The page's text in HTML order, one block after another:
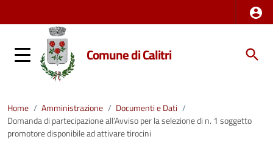
Comune di Calitri
Home / Amministrazione / Documenti e Dati /
Domanda di partecipazione all’Avviso per la selezione di n. 1 soggetto
promotore disponibile ad attivare tirocini